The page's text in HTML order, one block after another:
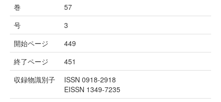
巻
57
号
3
開始ページ
449
終了ページ
451
収録物識別子
ISSN 0918-2918
EISSN 1349-7235